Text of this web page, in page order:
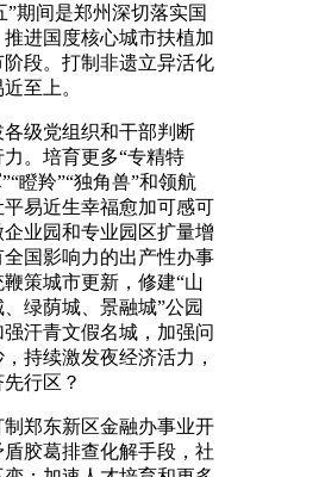
”期间是郑州深切落实国
推进国度核心城市扶植加
段。打制非遗立异活化
至上。
级党组织和干部判断
。培育更多“专精特
瞪羚”“独角兽”和领航
易近生幸福愈加可感可
企业园和专业园区扩量增
国影响力的出产性办事
策城市更新，修建“山
绿荫城、景融城”公园
汗青文假名城，加强问
持续激发夜经济活力，
行区？
东新区金融办事业开
胶葛排查化解手段，社